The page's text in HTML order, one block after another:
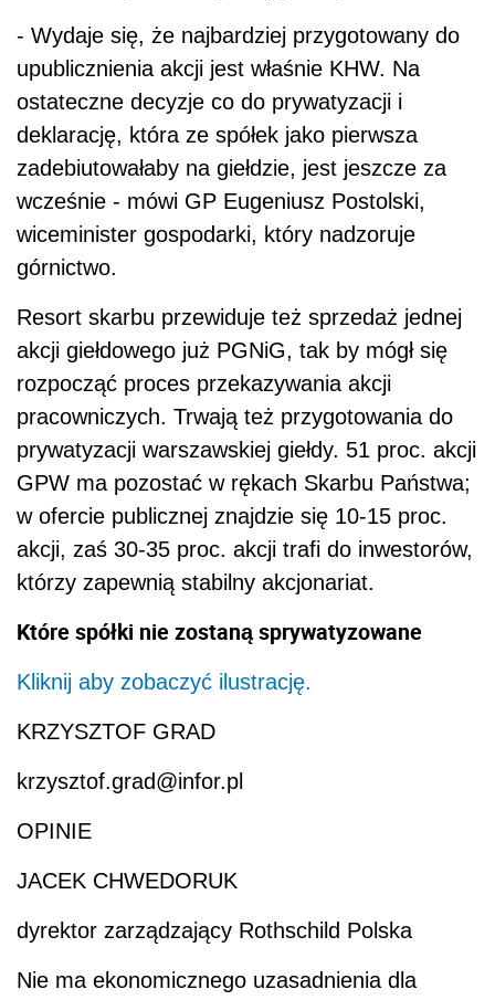
- Wydaje się, że najbardziej przygotowany do
upublicznienia akcji jest właśnie KHW. Na
ostateczne decyzje co do prywatyzacji i
deklarację, która ze spółek jako pierwsza
zadebiutowałaby na giełdzie, jest jeszcze za
wcześnie - mówi GP Eugeniusz Postolski,
wiceminister gospodarki, który nadzoruje
górnictwo.
Resort skarbu przewiduje też sprzedaż jednej
akcji giełdowego już PGNiG, tak by mógł się
rozpocząć proces przekazywania akcji
pracowniczych. Trwają też przygotowania do
prywatyzacji warszawskiej giełdy. 51 proc. akcji
GPW ma pozostać w rękach Skarbu Państwa;
w ofercie publicznej znajdzie się 10-15 proc.
akcji, zaś 30-35 proc. akcji trafi do inwestorów,
którzy zapewnią stabilny akcjonariat.
Które spółki nie zostaną sprywatyzowane
Kliknij aby zobaczyć ilustrację.
KRZYSZTOF GRAD
krzysztof.grad@infor.pl
OPINIE
JACEK CHWEDORUK
dyrektor zarządzający Rothschild Polska
Nie ma ekonomicznego uzasadnienia dla